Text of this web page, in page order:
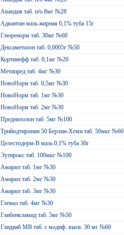
Авандия таб. п/о 8мг №28
Адвантан мазь жирная 0,1% туба 15г
Глюренорм таб. 30мг №60
Дексаметазон таб. 0,0005г №50
Кортинефф таб. 0,1мг №20
Метипред таб. 4мг №30
НовоНорм таб. 0,5мг №30
НовоНорм таб. 1мг №30
НовоНорм таб. 2мг №30
Преднизолон таб. 5мг №100
Трийодтиронин 50 Берлин-Хеми таб. 50мкг №60
Целестодерм-В мазь 0,1% туба 30г
Эутирокс таб. 100мкг №100
Амарил таб. 1мг №30
Амарил таб. 2мг №30
Амарил таб. 3мг №30
Глемаз таб. 4мг №30
Глибенкламид таб. 5мг №50
Глидиаб МВ таб. с модиф. высв. 30 мг №60